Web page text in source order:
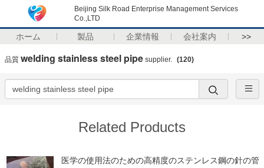
Beijing Silk Road Enterprise Management Services
Co.,LTD
ホーム 製品 企業情報 会社案内 >>
品質 welding stainless steel pipe supplier. (120)
Related Products
医学の使用法のための高精度のステンレス鋼の針の管